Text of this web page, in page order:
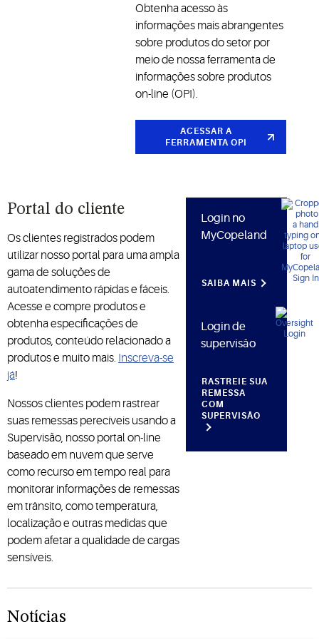
perecíveis
melhoram
desempenho
operacional
confiabilidade
e
desempenho
para
industriais
Obtenha acesso às
informações mais abrangentes
sobre produtos do setor por
meio de nossa ferramenta de
informações sobre produtos
on-line (OPI).
ACESSAR A
FERRAMENTA OPI
Portal do cliente
Os clientes registrados podem
utilizar nosso portal para uma ampla
gama de soluções de
autoatendimento rápidas e fáceis.
Acesse e compre produtos e
obtenha especificações de
produtos, conteúdo relacionado a
produtos e muito mais. Inscreva-se
já!
Nossos clientes podem rastrear
suas remessas perecíveis usando a
Supervisão, nosso portal on-line
baseado em nuvem que serve
como recurso em tempo real para
monitorar informações de remessas
em trânsito, como temperatura,
localização e outras medidas que
podem afetar a qualidade de cargas
sensíveis.
Login no
MyCopeland
SAIBA MAIS
Login de
supervisão
RASTREIE SUA
REMESSA
COM
SUPERVISÃO
Notícias